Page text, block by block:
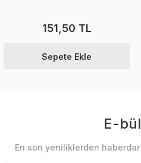
151,50 TL
Sepete Ekle
E-
En son yeniliklerden